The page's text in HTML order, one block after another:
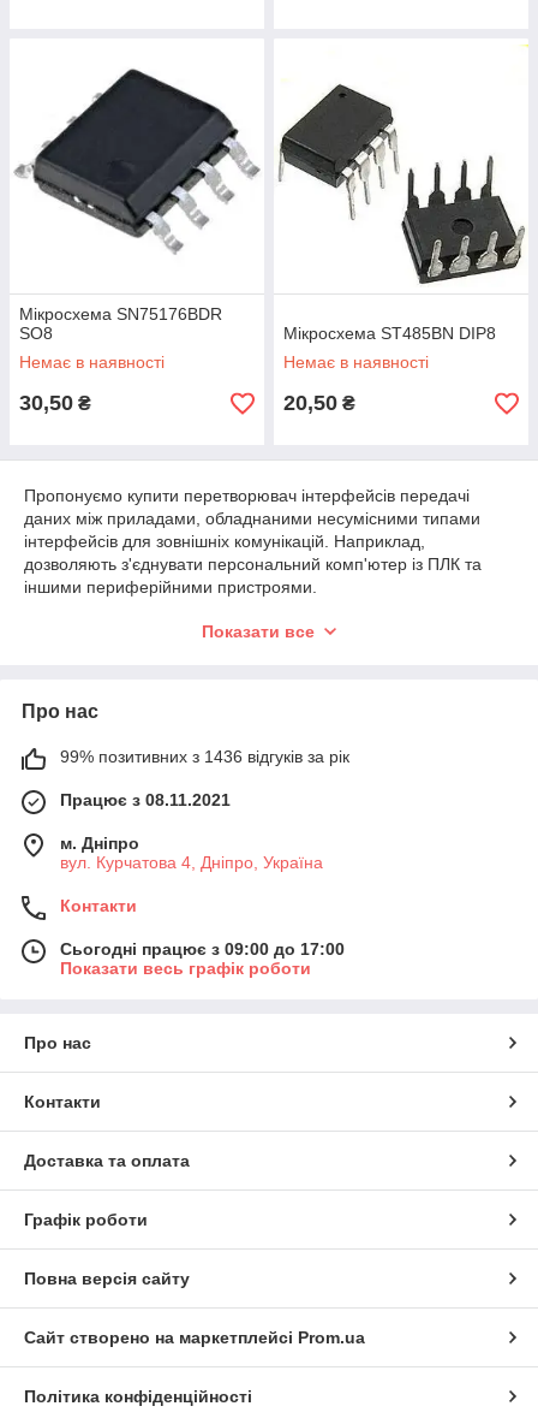
Мікросхема SN75176BDR
SO8
Немає в наявності
30,50 ₴
Мікросхема ST485BN DIP8
Немає в наявності
20,50 ₴
Пропонуємо купити перетворювач інтерфейсів передачі
даних між приладами, обладнаними несумісними типами
інтерфейсів для зовнішніх комунікацій. Наприклад,
дозволяють з'єднувати персональний комп'ютер із ПЛК та
іншими периферійними пристроями.
USB, I2C та RS485/422 використовують за необхідності
типу до різних приладів, а також для оновлення вже існуючих
У цьому розділі можна вибрати й купити перетворювачі
інтерфейсів, завдання яких - узгоджувати між собою сигнали
або мережі пристроїв, обладнаних різними типами
інтерфейсів. Зазвичай це з різницею форматів електронних
сигналів при побудові мікропроцесорних схем. Широко
типів різних пристроїв, об'єднаних в єдину мережу або шину.
Крім цих завдань, вони використовуються як подовжувачі
ліній зв'язку.
ч
інтерфейсу,
ціна якого у
з
мінімальною
роздрібною
націнкою,
відрізняється
високою
висновків та мінімальною кількістю зовнішніх компонентів, що
значно спрощує інтеграцію мікросхеми.
Мікропроцесори перетворювачі
Показати все
Про нас
99% позитивних з 1436 відгуків за рік
Працює з 08.11.2021
м. Дніпро
вул. Курчатова 4, Дніпро, Україна
Контакти
Сьогодні працює з 09:00 до 17:00
Показати весь графік роботи
Про нас
Контакти
Доставка та оплата
Графік роботи
Повна версія сайту
Сайт створено на маркетплейсі Prom.ua
Політика конфіденційності